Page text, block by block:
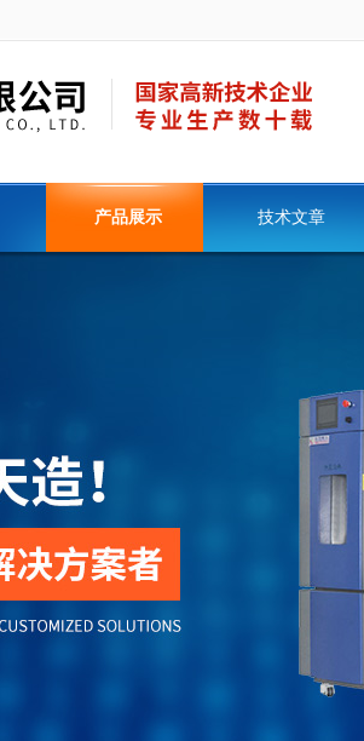
产品展示 技术文章